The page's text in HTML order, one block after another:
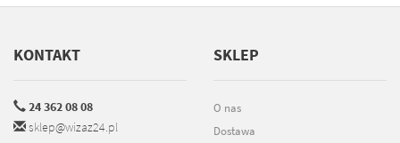
KONTAKT
24 362 08 08
sklep@wizaz24.pl
SKLEP
O nas
Dostawa